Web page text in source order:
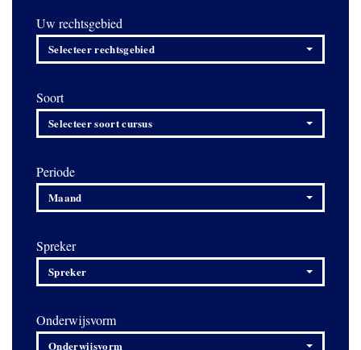
Uw rechtsgebied
Selecteer rechtsgebied
Soort
Selecteer soort cursus
Periode
Maand
Spreker
Spreker
Onderwijsvorm
Onderwijsvorm